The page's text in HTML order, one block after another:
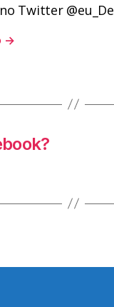
Twitter
→